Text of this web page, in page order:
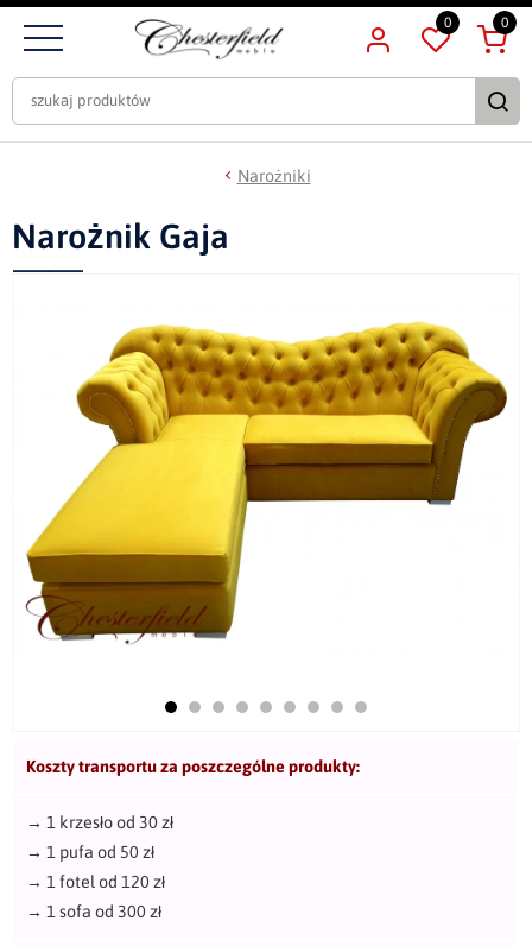
0 0
Narożniki
Narożnik Gaja
Koszty transportu za poszczególne produkty:
→ 1 krzesło od 30 zł
→ 1 pufa od 50 zł
→ 1 fotel od 120 zł
→ 1 sofa od 300 zł